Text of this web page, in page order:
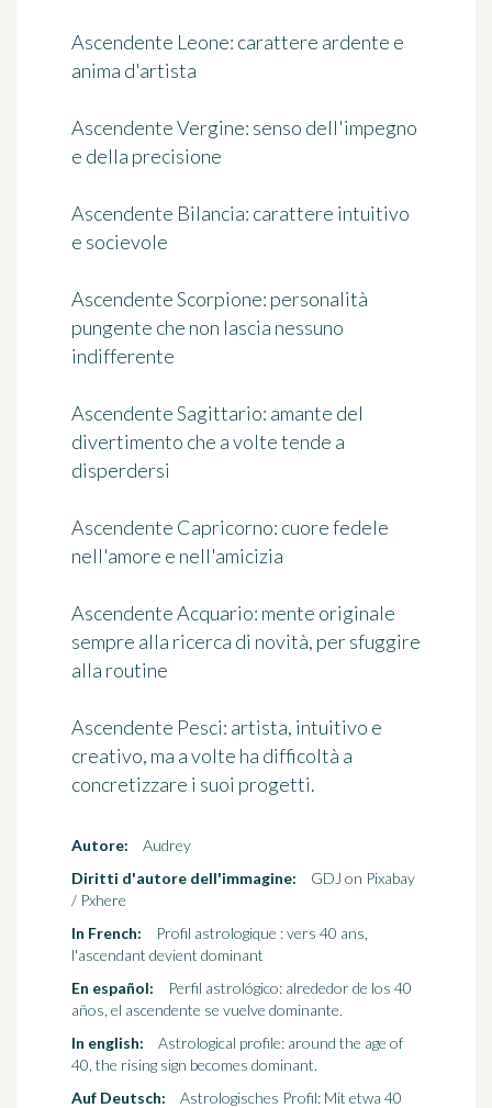
Ascendente Leone: carattere ardente e
anima d'artista
Ascendente Vergine: senso dell'impegno
e della precisione
Ascendente Bilancia: carattere intuitivo
e socievole
Ascendente Scorpione: personalità
pungente che non lascia nessuno
indifferente
Ascendente Sagittario: amante del
divertimento che a volte tende a
disperdersi
Ascendente Capricorno: cuore fedele
nell'amore e nell'amicizia
Ascendente Acquario: mente originale
sempre alla ricerca di novità, per sfuggire
alla routine
Ascendente Pesci: artista, intuitivo e
creativo, ma a volte ha difficoltà a
concretizzare i suoi progetti.
Autore:
Audrey
Diritti d'autore dell'immagine:
GDJ on Pixabay
/ Pxhere
In French:
Profil astrologique : vers 40 ans,
l'ascendant devient dominant
En español:
Perfil astrológico: alrededor de los 40
años, el ascendente se vuelve dominante.
In english:
Astrological profile: around the age of
40, the rising sign becomes dominant.
Auf Deutsch:
Astrologisches Profil: Mit etwa 40